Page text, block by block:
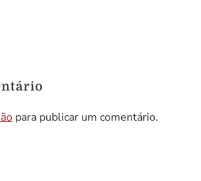
para publicar um comentário.